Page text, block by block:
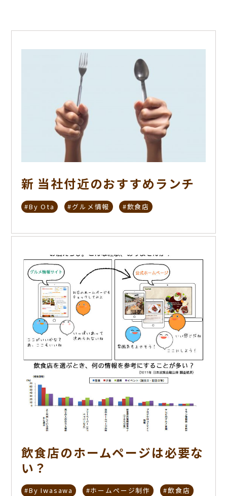
新 当社付近のおすすめランチ
#By Ota #グルメ情報 #飲食店
飲食店のホームページは必要な
い？
#By Iwasawa #ホームページ制作 #飲食店